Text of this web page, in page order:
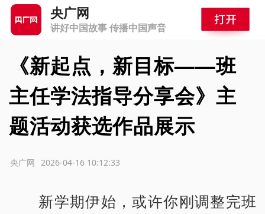
央广网
讲好中国故事 传播中国声音
《新起点，新目标——班
主任学法指导分享会》主
题活动获选作品展示
2026-04-16 10:12:33
央广网
新学期伊始，或许你刚调整完班